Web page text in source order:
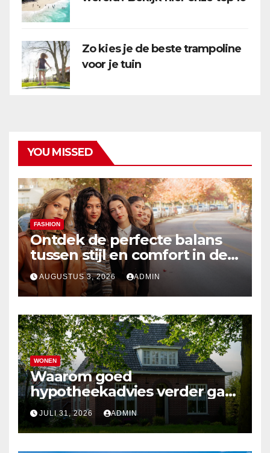
Zo kies je de beste trampoline
voor je tuin
YOU MISSED
FASHION
Ontdek de perfecte balans
tussen stijl en comfort in de
nieuwste damesmode
AUGUSTUS 3, 2026 ADMIN
WONEN
Waarom goed
hypotheekadvies verder gaat
dan alleen cijfers
JULI 31, 2026 ADMIN